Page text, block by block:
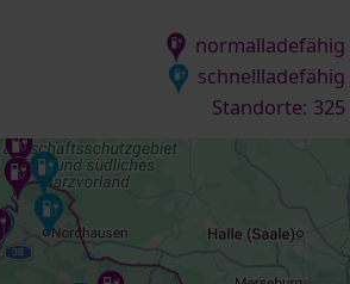
normalladefähig
schnellladefähig
Standorte: 325